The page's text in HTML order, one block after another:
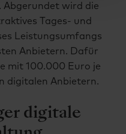
Abgerundet wird die
Tages- und
Leistungsumfangs
Anbietern. Dafür
mit 100.000 Euro je
digitalen Anbietern.
digitale